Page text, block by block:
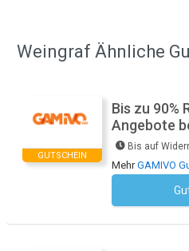
Weingraf Ähnliche
GUTSCHEIN
Bis zu 90%
Angebote
Bis auf
MehrGAMIVO